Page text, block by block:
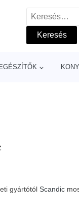
Keresés:
gyártótólScandic